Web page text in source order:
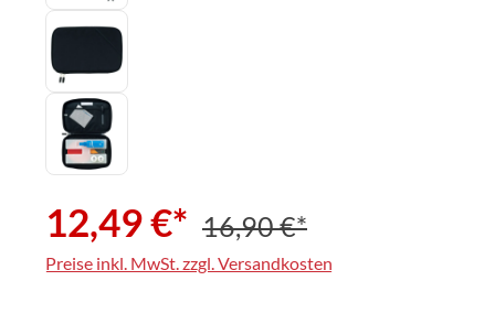
12,49 €* 16,90 €*
Preise inkl. MwSt. zzgl. Versandkosten